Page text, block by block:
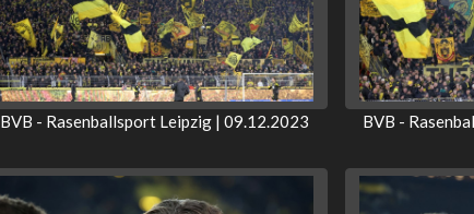
BVB - Rasenballsport Leipzig | 09.12.2023 BVB -